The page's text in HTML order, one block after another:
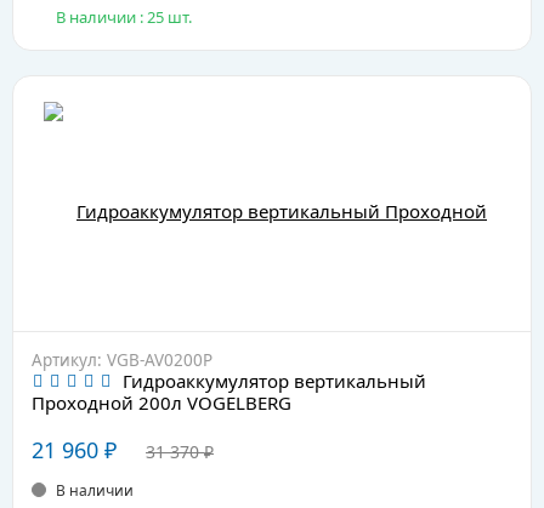
В наличии : 25 шт.
Артикул: VGB-AV0200P
Гидроаккумулятор вертикальный
Проходной 200л VOGELBERG
21 960 ₽ 31 370₽
В наличии